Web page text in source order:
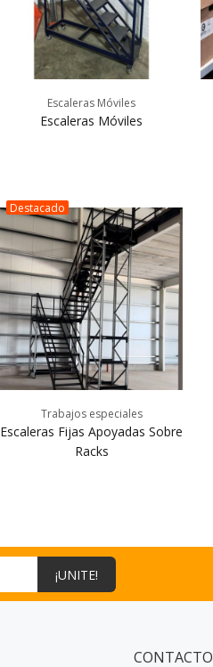
Escaleras Móviles
Escaleras Móviles
Destacado
Trabajos especiales
Escaleras Fijas Apoyadas Sobre
Racks
¡UNITE!
CONTACTO